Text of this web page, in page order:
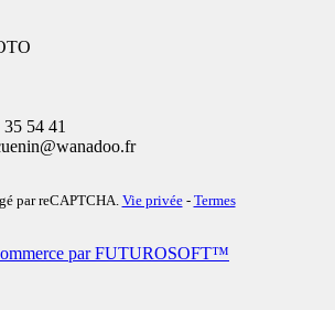
54 41
par reCAPTCHA. Vie privée- Termes
par FUTUROSOFT™